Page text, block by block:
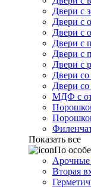
Двери с
Двери с
Двери с
Двери с
Двери с
Двери с
Двери со
Двери со
МДФ с
Показать все
По
Арочные
Вторая